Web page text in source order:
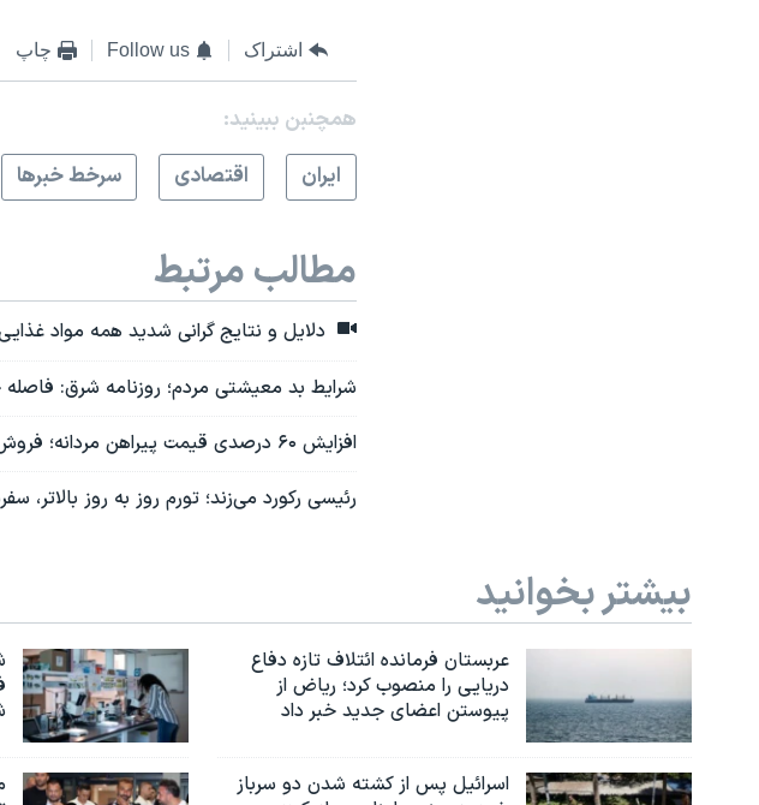
اشتراک Follow us چاپ
همچنبن ببینید:
ايران
اقتصادی سرخط خبرها
مطالب مرتبط
دلایل و نتایج گرانی شدید همه مواد
شرایط بد معیشتی مردم؛ روزنامه شرق: فاصله
افزایش ۶۰ درصدی قیمت پیراهن مردانه؛ فروش با چک کارمندی انجام می‌شود
رئیسی رکورد می‌زند؛ تورم روز به روز بالاتر،
بیشتر بخوانید
عربستان فرمانده ائتلاف تازه دفاع
دریایی را منصوب کرد؛ ریاض از
پیوستن اعضای جدید خبر داد
اسرائیل پس از کشته شدن دو سرباز